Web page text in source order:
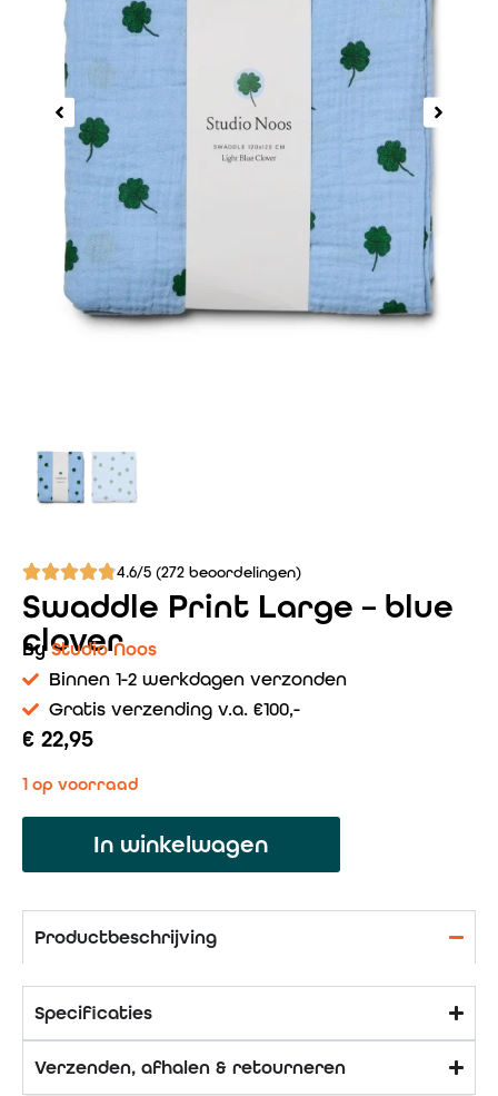
4.6/5 (272 beoordelingen)
Swaddle Print Large – blue
clover
ByStudio Noos
Binnen 1-2 werkdagen verzonden
Gratis verzending v.a. €100,-
€ 22,95
1 op voorraad
In winkelwagen
Productbeschrijving
Specificaties
Verzenden, afhalen & retourneren